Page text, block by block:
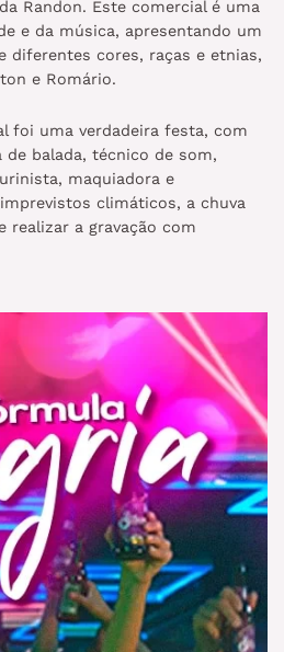
Randon. Este comercial é uma
e da música, apresentando um
diferentes cores, raças e etnias,
e Romário.
foi uma verdadeira festa, com
de balada, técnico de som,
maquiadora e
climáticos, a chuva
realizar a gravação com